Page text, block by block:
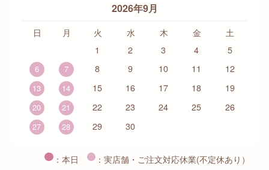
2026年9月
日 月 火 水 木 金
土
1
2 3 4 5
6 7 8 9 10 11 12
13 14 15 16 17 18 19
20 21 22 23 24 25 26
27 28 29 30
：本日 ：実店舗・ご注文対応休業(不定休あり）